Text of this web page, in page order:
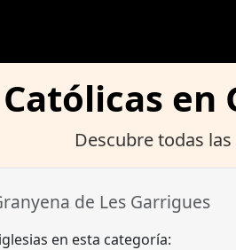
en
Descubre todas
de Les Garrigues
iglesias en esta categoría: